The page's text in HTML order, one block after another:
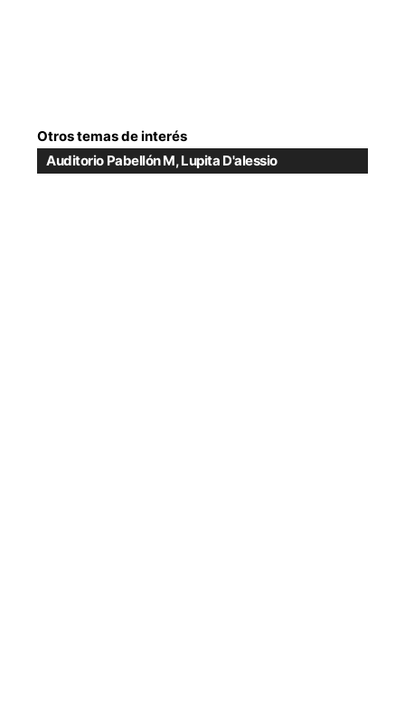
Otros temas de interés
Auditorio Pabellón M,Lupita D'alessio